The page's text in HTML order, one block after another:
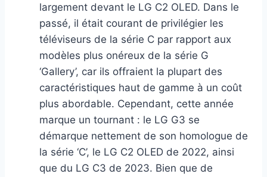
largement devant le LG C2 OLED. Dans le
passé, il était courant de privilégier les
téléviseurs de la série C par rapport aux
modèles plus onéreux de la série G
‘Gallery’, car ils offraient la plupart des
caractéristiques haut de gamme à un coût
plus abordable. Cependant, cette année
marque un tournant : le LG G3 se
démarque nettement de son homologue de
la série ‘C’, le LG C2 OLED de 2022, ainsi
que du LG C3 de 2023. Bien que de